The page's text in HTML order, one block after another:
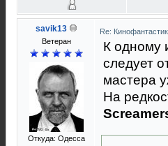
savik13
Ветеран
Откуда: Одесса
Re:
К одному
следует
мастера
На